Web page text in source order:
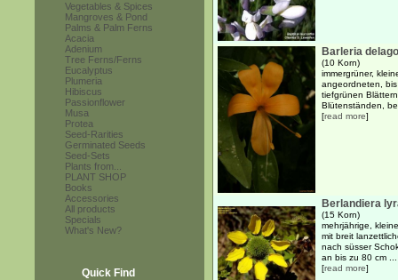
Vegetables & Spices
Mangroves & Pond
Palms & Palm Ferns
Acacia
Adenium
Tree Ferns/Ferns
Eucalyptus
Plumeria
Hibiscus
Passionflower
Musa
Protea
Seed-Rarities
Germinated Seeds
Seed-Sets
Plants from...
PLANT SHOP
Books
Accessories
All products
Specials
What's New?
Quick Find
Barleria
(10 Korn)
immergrüner,
angeordneten,
tiefgrünen
Blütenständen,
[read more]
Berlandiera
(15 Korn)
mehrjährige,
mit breit
nach süsser
an bis zu 80 cm ...
[read more]